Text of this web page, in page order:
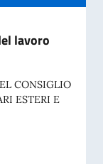
lavoro
CONSIGLIO
ESTERI E